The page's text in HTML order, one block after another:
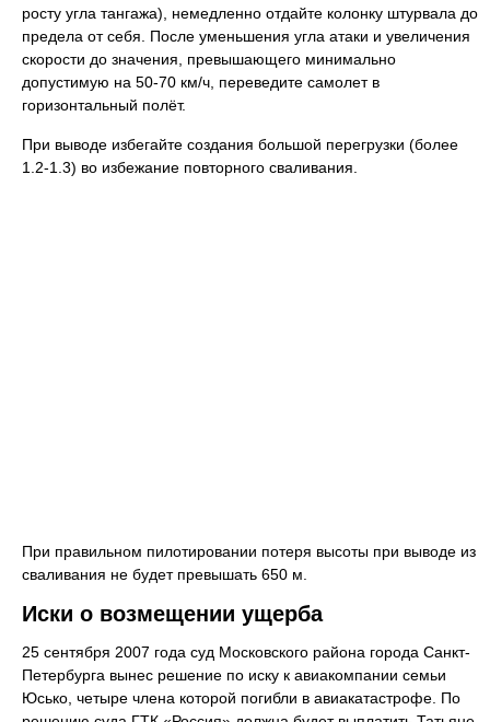
росту угла тангажа), немедленно отдайте колонку штурвала до
предела от себя. После уменьшения угла атаки и увеличения
скорости до значения, превышающего минимально
допустимую на 50-70 км/ч, переведите самолет в
горизонтальный полёт.
При выводе избегайте создания большой перегрузки (более
1.2-1.3) во избежание повторного сваливания.
При правильном пилотировании потеря высоты при выводе из
сваливания не будет превышать 650 м.
Иски о возмещении ущерба
25 сентября 2007 года суд Московского района города Санкт-
Петербурга вынес решение по иску к авиакомпании семьи
Юсько, четыре члена которой погибли в авиакатастрофе. По